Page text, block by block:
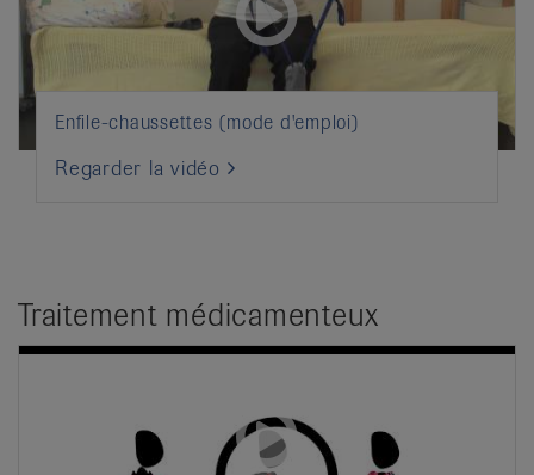
Enfile-chaussettes (mode d'emploi)
Regarder la vidéo
Traitement médicamenteux